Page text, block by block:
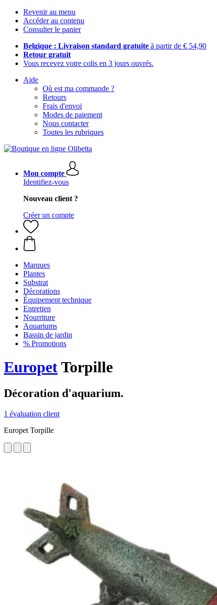
Revenir au menu
Accéder au contenu
Consulter le panier
Belgique : Livraison standard gratuite à partir de € 54,90
Retour gratuit
Vous recevez votre colis en 3 jours ouvrés.
Aide
Où est ma commande ?
Retours
Frais d'envoi
Modes de paiement
Nous contacter
Toutes les rubriques
Mon compte
Identifiez-vous
Nouveau client ?
Créer un compte
Marques
Plantes
Substrat
Décorations
Équipement technique
Entretien
Nourriture
Aquariums
Bassin de jardin
% Promotions
EuropetTorpille
Décoration d'aquarium.
1 évaluation client
Europet Torpille